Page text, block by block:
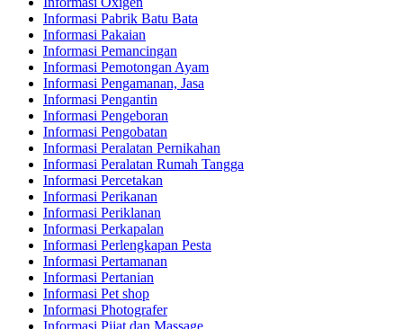
Informasi Pabrik Batu Bata
Informasi Pakaian
Informasi Pemancingan
Informasi Pemotongan Ayam
Informasi Pengamanan, Jasa
Informasi Pengantin
Informasi Pengeboran
Informasi Pengobatan
Informasi Peralatan Pernikahan
Informasi Peralatan Rumah Tangga
Informasi Percetakan
Informasi Perikanan
Informasi Periklanan
Informasi Perkapalan
Informasi Perlengkapan Pesta
Informasi Pertamanan
Informasi Pertanian
Informasi Pet shop
Informasi Photografer